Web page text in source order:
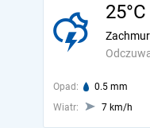
25°C
Opad: 0.5 mm
Wiatr:
7 km/h